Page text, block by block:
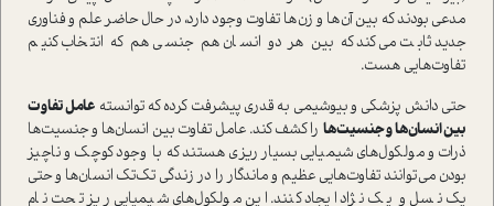
مدعی بودند که بین آن‌ها و زن‌ها تفاوت وجود دارد، در حال حاضر علم و فناوری
جدید ثابت می‌کند که بین هر دو انسان هم جنسی هم که انتخاب کنیم
تفاوت‌هایی هست.
حتی دانش پزشکی و بیوشیمی به قدری پیشرفت کرده که توانسته عامل تفاوت
بین انسان‌ها و جنسیت‌ها را کشف کند. عامل تفاوت بین انسان‌ها و جنسیت‌ها
ذرات و مولکول‌های شیمیایی بسیار ریزی هستند که با وجود کوچک و ناچیز
بودن می‌توانند تفاوت‌هایی عظیم و ماندگار را در زندگی تک‌تک انسان‌ها و حتی
یک نسل و یک نژاد ایجاد کنند. این مولکول‌های شیمیایی ریز تحت نام